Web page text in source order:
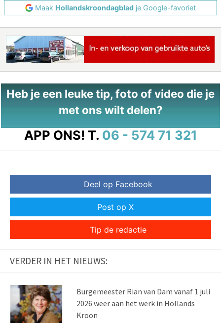
Maak Hollandskroondagblad je Google-favoriet
Heb je een leuke tip, foto of video die je
met ons wilt delen?
APP ONS! T. 06 - 574 71 321
Deel op Facebook
Post op X
Tip de redactie
VERDER IN HET NIEUWS:
Burgemeester Rian van Dam vanaf 1 juli
2026 weer aan het werk in Hollands
Kroon